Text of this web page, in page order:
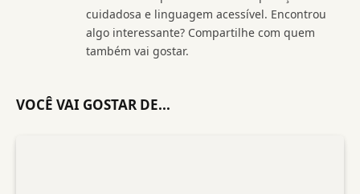
cuidadosa e linguagem acessível. Encontrou
algo interessante? Compartilhe com quem
também vai gostar.
VOCÊ VAI GOSTAR DE...